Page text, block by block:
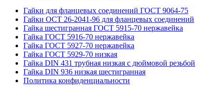
Гайки для фланцевых соединений ГОСТ 9064-75
Гайки ОСТ 26-2041-96 для фланцевых соединений
Гайка шестигранная ГОСТ 5915-70 нержавейка
Гайка ГОСТ 5916-70 нержавейка
Гайка ГОСТ 5927-70 нержавейка
Гайка ГОСТ 5929-70 низкая
Гайка DIN 431 трубная низкая с дюймовой резьбой
Гайка DIN 936 низкая шестигранная
Политика конфиденциальности